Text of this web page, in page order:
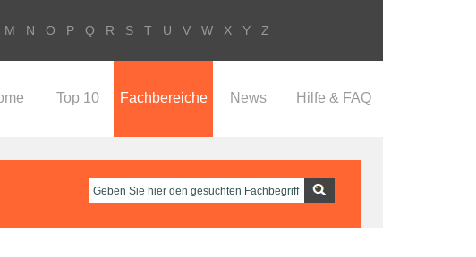
M N O P Q R S T U V W X Y Z
Top 10 Fachbereiche News Hilfe & FAQ